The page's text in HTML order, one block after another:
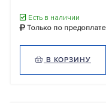
Есть в наличии
Только по предоплате
В КОРЗИНУ